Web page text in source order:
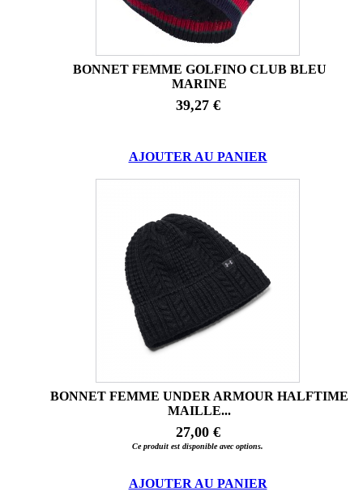
BONNET FEMME GOLFINO CLUB BLEU
MARINE
39,27 €
AJOUTER AU PANIER
BONNET FEMME UNDER ARMOUR HALFTIME
MAILLE...
27,00 €
Ce produit est disponible avec options.
AJOUTER AU PANIER